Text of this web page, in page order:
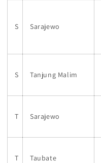
S Sarajewo
S Tanjung Malim
T Sarajewo
T Taubate